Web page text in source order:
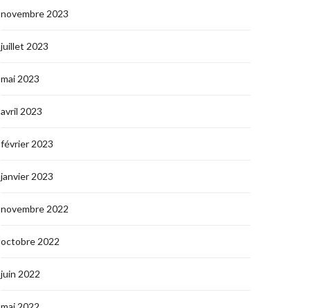
novembre 2023
juillet 2023
mai 2023
avril 2023
février 2023
janvier 2023
novembre 2022
octobre 2022
juin 2022